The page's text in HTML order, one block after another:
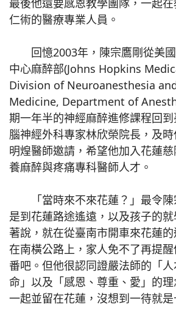
最後他還要感恩教學團隊，一起
仁術的醫療專業人員。
回憶2003年，陳宗鷹剛從美國
中心麻醉部(Johns Hopkins
Division of Neuroanesthesia
Medicine, Department of
期一年半的神經麻醉進修課程回
腦神經外科專家林欣榮院長，及
明煌醫師邀請，希望他加入花蓮
養麻醉與疼痛專科醫師人才。
「當時來不來花蓮？」最令陳
是到花蓮路途遙遠，以及孩子的
著說，就在從臺南市開車來花蓮
在南橫公路上，家人免不了再提
番吧。但他很認同證嚴法師的「
命」以及「感恩、尊重、愛」的
一起並留在花蓮，沒想到一待就是